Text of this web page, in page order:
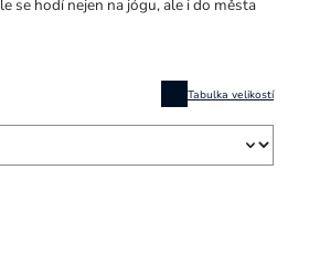
Tabulka velikostí
se hodí nejen na jógu, ale i do města